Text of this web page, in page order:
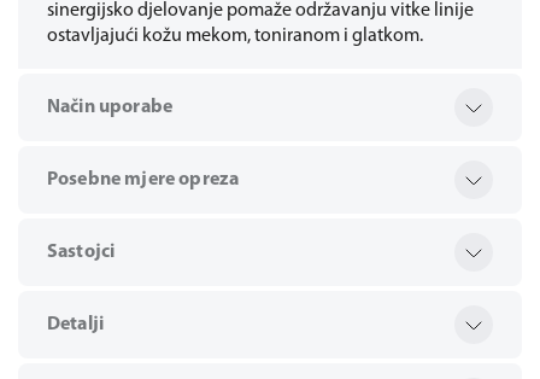
sinergijsko djelovanje pomaže održavanju vitke linije
ostavljajući kožu mekom, toniranom i glatkom.
Način uporabe
Posebne mjere opreza
Sastojci
Detalji